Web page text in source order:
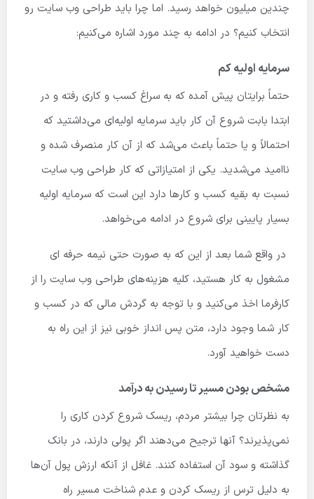
چندین میلیون خواهد رسید. اما چرا باید طراحی وب سایت رو
انتخاب کنیم؟ در ادامه به چند مورد اشاره می‌کنیم:
سرمایه اولیه کم
حتماً برایتان پیش آمده که به سراغ کسب و کاری رفته و در
ابتدا بابت شروع آن کار باید سرمایه اولیه‌ای می‌داشتید که
احتمالاً و یا حتماً باعث می‌شد که از آن کار منصرف شده و
ناامید می‌شدید. یکی از امتیازاتی که کار طراحی وب سایت
نسبت به بقیه کسب و کارها دارد این است که سرمایه اولیه
بسیار پایینی برای شروع در ادامه می‌خواهد.
در واقع شما بعد از این که به صورت حتی نیمه حرفه ای
مشغول به کار هستید، کلیه هزینه‌های طراحی وب سایت را از
کارفرما اخذ می‌کنید و با توجه به گردش مالی که در کسب و
کار شما وجود دارد، متن پس انداز خوبی نیز از این راه به
دست خواهید آورد.
مشخص بودن مسیر تا رسیدن به درآمد
به نظرتان چرا بیشتر مردم، ریسک شروع کردن کاری را
نمی‌پذیرند؟ آنها ترجیح می‌دهند اگر پولی دارند، در بانک
گذاشته و سود آن استفاده کنند. غافل از آنکه ارزش پول آن‌ها
به دلیل ترس از ریسک کردن و عدم شناخت مسیر راه